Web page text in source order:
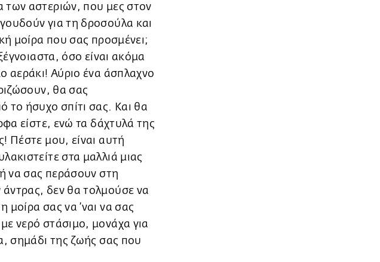
αστεριών, που μες στον
για τη δροσούλα και
μοίρα που σας προσμένει;
όσο είναι ακόμα
αεράκι! Αύριο ένα άσπλαχνο
θα σας
το ήσυχο σπίτι σας. Και θα
είστε, ενώ τα δάχτυλά της
Πέστε μου, είναι αυτή
στα μαλλιά μιας
να σας περάσουν στη
δεν θα τολμούσε να
μοίρα σας να ’ναι να σας
νερό στάσιμο, μονάχα για
σημάδι της ζωής σας που